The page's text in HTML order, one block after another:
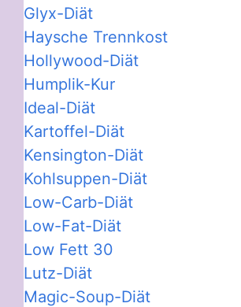
Glyx-Diät
Haysche Trennkost
Hollywood-Diät
Humplik-Kur
Ideal-Diät
Kartoffel-Diät
Kensington-Diät
Kohlsuppen-Diät
Low-Carb-Diät
Low-Fat-Diät
Low Fett 30
Lutz-Diät
Magic-Soup-Diät